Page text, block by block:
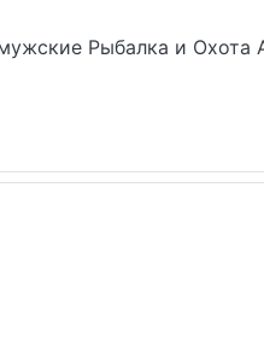
Рыбалка и Охота